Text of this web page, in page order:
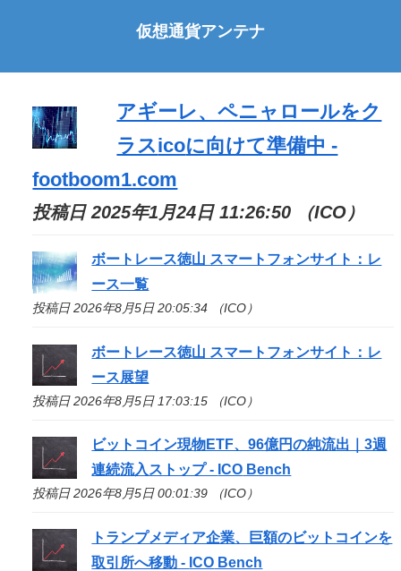
仮想通貨アンテナ
アギーレ、ペニャロールをク
ラスicoに向けて準備中 -
footboom1.com
投稿日 2025年1月24日 11:26:50 （ICO）
ボートレース徳山 スマートフォンサイト：レ
ース一覧
投稿日 2026年8月5日 20:05:34 （ICO）
ボートレース徳山 スマートフォンサイト：レ
ース展望
投稿日 2026年8月5日 17:03:15 （ICO）
ビットコイン現物ETF、96億円の純流出｜3週
連続流入ストップ - ICO Bench
投稿日 2026年8月5日 00:01:39 （ICO）
トランプメディア企業、巨額のビットコインを
取引所へ移動 - ICO Bench